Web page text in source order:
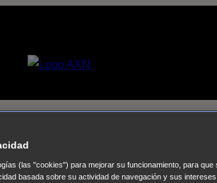
Selecciona un
(las "cookies") para mejorar su funcionamiento, para que
basada sobre su actividad de navegación y sus